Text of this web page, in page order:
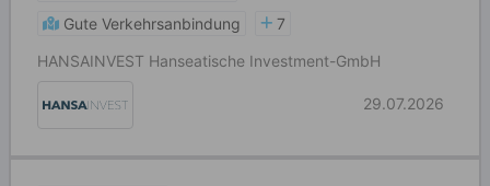
Gute Verkehrsanbindung
7
HANSAINVEST Hanseatische Investment-GmbH
29.07.2026